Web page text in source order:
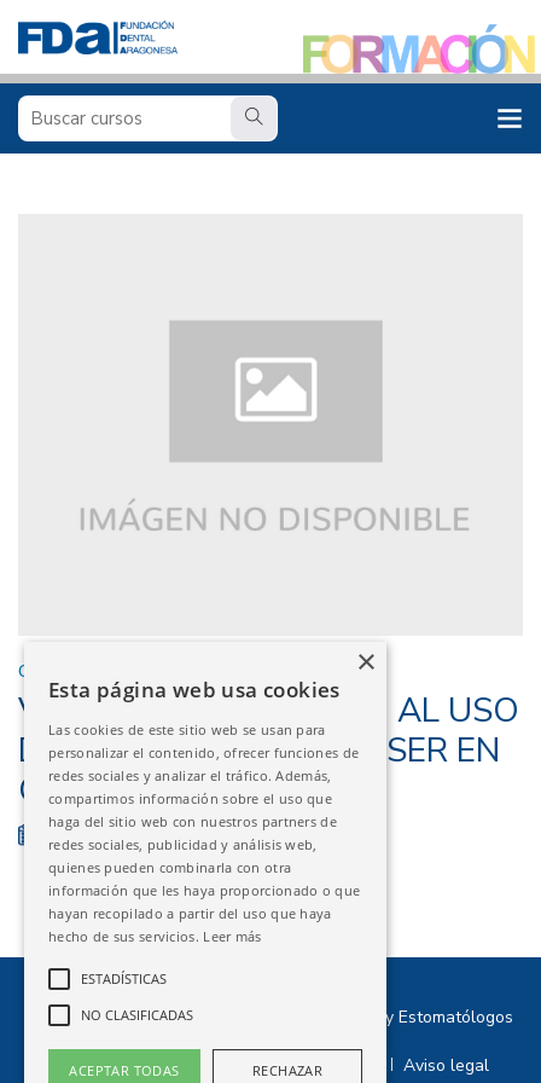
CURSOS EXTERNOS
VIGO - INTRODUCCIÓN AL USO
DE LA TECNOLOGÍA LÁSER EN
ODONTOLOGÍA
25/10/2024 - 26/10/2024 FINALIZADO
©2026 Ilustre Colegio Oficial de Odontólogos y Estomatólogos
Política de privacidad
Política de cookies | Aviso legal
Esta página web usa cookies
Las cookies de este sitio web se usan para
personalizar el contenido, ofrecer funciones de
redes sociales y analizar el tráfico. Además,
compartimos información sobre el uso que
haga del sitio web con nuestros partners de
redes sociales, publicidad y análisis web,
quienes pueden combinarla con otra
información que les haya proporcionado o que
hayan recopilado a partir del uso que haya
hecho de sus servicios. Leer más
ESTADÍSTICAS
NO CLASIFICADAS
ACEPTAR TODAS RECHAZAR
×